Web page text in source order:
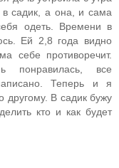
в садик, а она, и сама
одеть. Времени в
Ей 2,8 года видно
себе противоречит.
понравилась, все
Теперь и я
другому. В садик бужу
кто и как будет